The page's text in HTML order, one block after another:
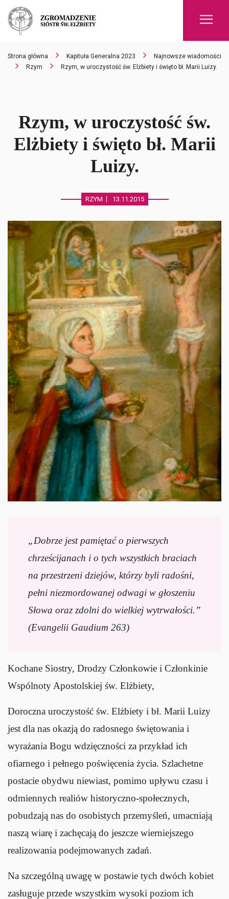
Strona główna Kapituła Generalna 2023
Najnowsze wiadomości
Rzym
Rzym, w uroczystość św. Elżbiety i święto bł. Marii Luizy.
Rzym, w uroczystość św.
Elżbiety i święto bł. Marii
Luizy.
RZYM 13.11.2015
„Dobrze jest pamiętać o pierwszych
chrześcijanach i o tych wszystkich braciach
na przestrzeni dziejów, którzy byli radośni,
pełni niezmordowanej odwagi w głoszeniu
Słowa oraz zdolni do wielkiej wytrwałości.”
(Evangelii Gaudium 263)
Kochane Siostry, Drodzy Członkowie i Członkinie
Wspólnoty Apostolskiej św. Elżbiety,
Doroczna uroczystość św. Elżbiety i bł. Marii Luizy
jest dla nas okazją do radosnego świętowania i
wyrażania Bogu wdzięczności za przykład ich
ofiarnego i pełnego poświęcenia życia. Szlachetne
postacie obydwu niewiast, pomimo upływu czasu i
odmiennych realiów historyczno-społecznych,
pobudzają nas do osobistych przemyśleń, umacniają
naszą wiarę i zachęcają do jeszcze wierniejszego
realizowania podejmowanych zadań.
Na szczególną uwagę w postawie tych dwóch kobiet
zasługuje przede wszystkim wysoki poziom ich